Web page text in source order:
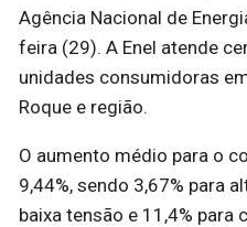
Agência Nacional de
feira (29). A Enel atende
unidades consumidoras
Roque e região.
O aumento médio para o
9,44%, sendo 3,67% para
baixa tensão e 11,4%